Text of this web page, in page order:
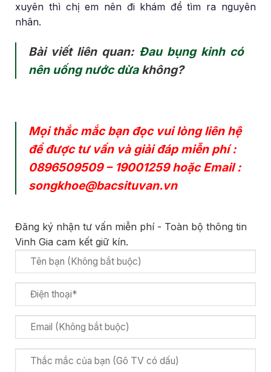
xuyên thì chị em nên đi khám để tìm ra nguyên
nhân.
Bài viết liên quan: Đau bụng kinh có
nên uống nước dừakhông?
Mọi thắc mắc bạn đọc vui lòng liên hệ
để được tư vấn và giải đáp miễn phí :
0896509509– 19001259hoặc Email :
songkhoe@bacsituvan.vn
Đăng ký nhận tư vấn miễn phí - Toàn bộ thông tin
Vinh Gia cam kết giữ kín.